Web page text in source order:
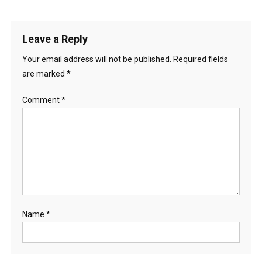
Leave a Reply
Your email address will not be published.
Required fields
are marked *
Comment*
Name *